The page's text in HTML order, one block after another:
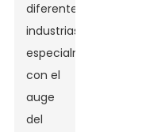
diferentes
industrias,
especialmente
con el
auge
del